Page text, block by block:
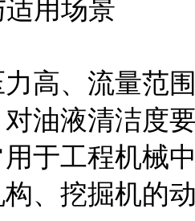
用场景
高、流量范
油液清洁度
于工程机械
、挖掘机的